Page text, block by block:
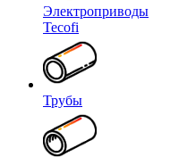
Электроприводы
Tecofi
Трубы